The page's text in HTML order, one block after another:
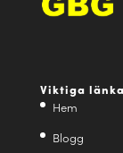
Viktiga
Hem
Blogg